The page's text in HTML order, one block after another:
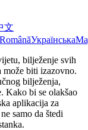
文
RomânăУкраїнська
bilježenje svih
može biti izazovno.
bilježenja,
Kako bi se olakšao
aplikacija za
samo da štedi